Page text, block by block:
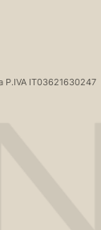
P.IVA IT03621630247